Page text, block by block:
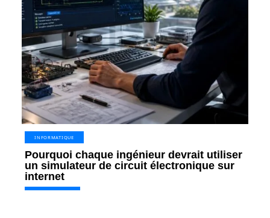
INFORMATIQUE
Pourquoi chaque ingénieur devrait utiliser
un simulateur de circuit électronique sur
internet